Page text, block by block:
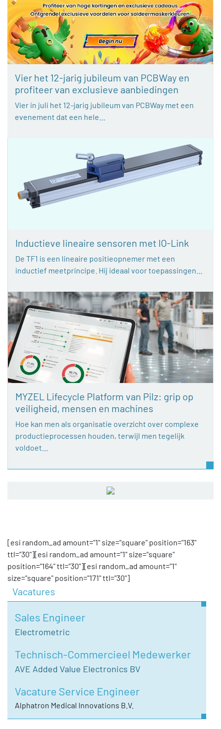
Vier het 12-jarig jubileum van PCBWay en
profiteer van exclusieve aanbiedingen
Vier in juli het 12-jarig jubileum van PCBWay met een
evenement dat een hele…
Inductieve lineaire sensoren met IO-Link
De TF1 is een lineaire positieopnemer met een
inductief meetprincipe. Hij ideaal voor toepassingen…
MYZEL Lifecycle Platform van Pilz: grip op
veiligheid, mensen en machines
Hoe kan men als organisatie overzicht over complexe
productieprocessen houden, terwijl men tegelijk
voldoet…
[esi random_ad amount="1" size="square" position="163"
ttl="30"][esi random_ad amount="1" size="square"
position="164" ttl="30"][esi random_ad amount="1"
size="square" position="171" ttl="30"]
Vacatures
Sales Engineer
Electrometric
Technisch-Commercieel Medewerker
AVE Added Value Electronics BV
Vacature Service Engineer
Alphatron Medical Innovations B.V.